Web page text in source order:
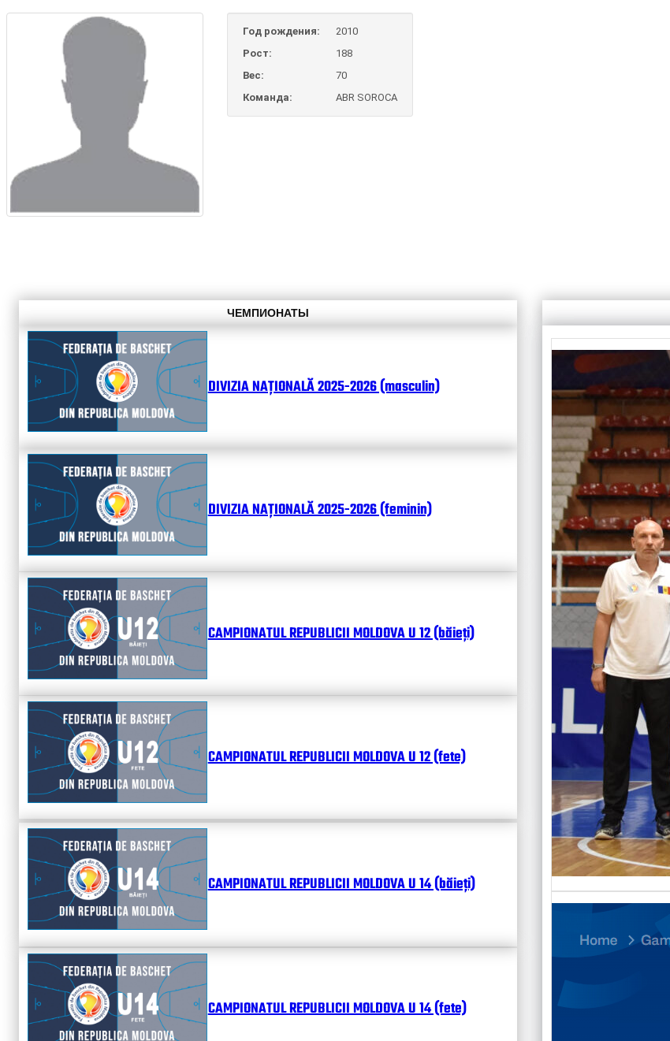
Год рождения:
2010
Рост:
188
Вес:
70
Команда:
ABR SOROCA
ЧЕМПИОНАТЫ
DIVIZIA NAȚIONALĂ 2025-2026 (masculin)
DIVIZIA NAȚIONALĂ 2025-2026 (feminin)
CAMPIONATUL REPUBLICII MOLDOVA U 12 (băieți)
CAMPIONATUL REPUBLICII MOLDOVA U 12 (fete)
CAMPIONATUL REPUBLICII MOLDOVA U 14 (băieți)
CAMPIONATUL REPUBLICII MOLDOVA U 14 (fete)